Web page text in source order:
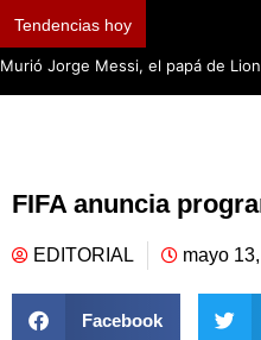
Tendencias hoy
Murió Jorge Messi, el papá de
FIFA anuncia
EDITORIAL mayo
Facebook